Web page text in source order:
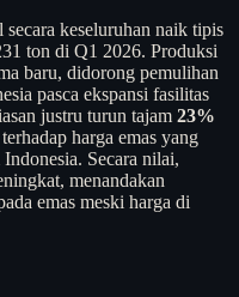
secara keseluruhan naik tipis
ton di Q1 2026. Produksi
baru, didorong pemulihan
pasca ekspansi fasilitas
justru turun tajam 23%
harga emas yang
Indonesia. Secara nilai,
menandakan
emas meski harga di